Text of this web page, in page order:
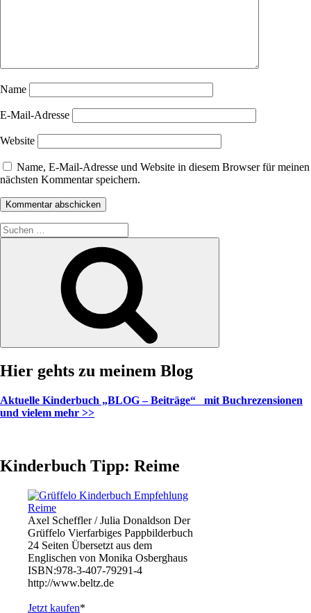
Name
E-Mail-Adresse
Website
Name, E-Mail-Adresse und Website in diesem Browser für meinen
nächsten Kommentar speichern.
Suche
nach:
Hier gehts zu meinem Blog
Aktuelle Kinderbuch „BLOG – Beiträge“ mit Buchrezensionen
und vielem mehr >>
Kinderbuch Tipp: Reime
Axel Scheffler / Julia Donaldson Der
Grüffelo Vierfarbiges Pappbilderbuch
24 Seiten Übersetzt aus dem
Englischen von Monika Osberghaus
ISBN:978-3-407-79291-4
http://www.beltz.de
Jetzt kaufen*